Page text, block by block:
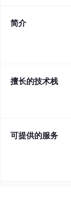
简介
擅长的技术栈
可提供的服务